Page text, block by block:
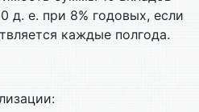
д. е. при 8% годовых, если
каждые полгода.